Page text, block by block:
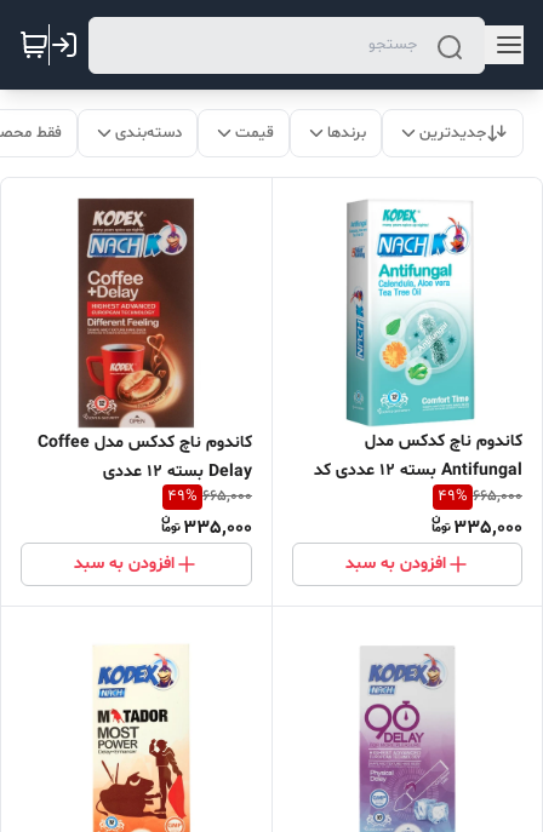
جدیدترین برندها قیمت دسته‌بندی فقط
کاندوم ناچ کدکس مدل
Antifungal بسته 12 عددی کد
9000
665,000
49%
335,000
افزودن به سبد
کاندوم ناچ کدکس مدل Coffee
Delay بسته 12 عددی
665,000
49%
335,000
افزودن به سبد